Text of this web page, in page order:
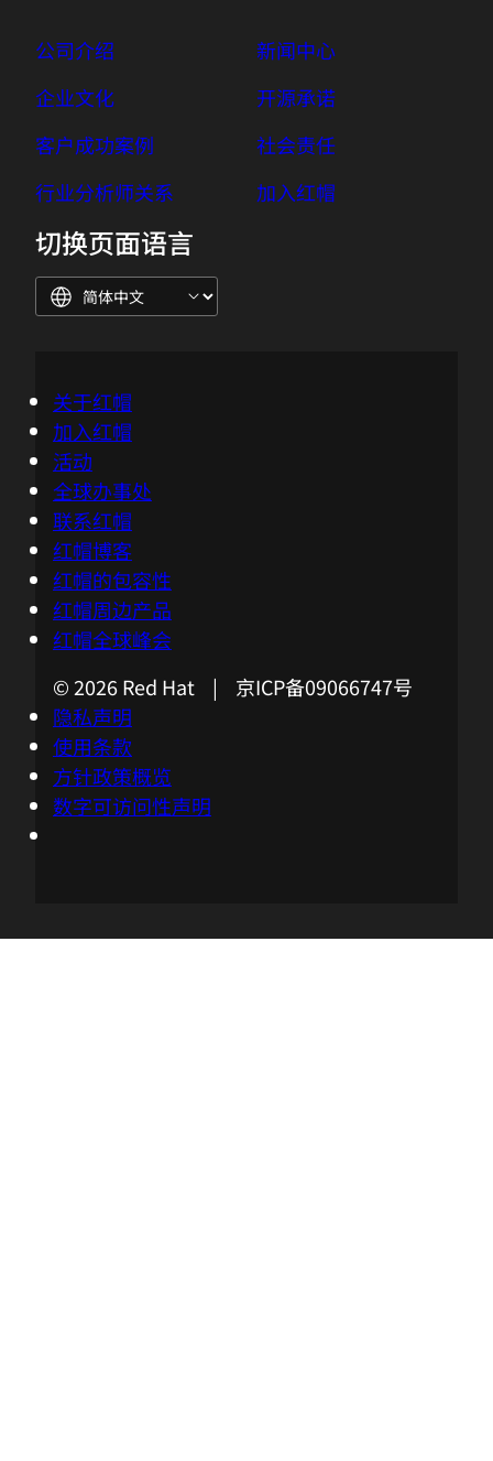
公司介绍
企业文化
客户成功案例
行业分析师关系
新闻中心
开源承诺
社会责任
加入红帽
切换页面语言
关于红帽
加入红帽
活动
全球办事处
联系红帽
红帽博客
红帽的包容性
红帽周边产品
红帽全球峰会
© 2026 Red Hat | 京ICP备09066747号
隐私声明
使用条款
方针政策概览
数字可访问性声明